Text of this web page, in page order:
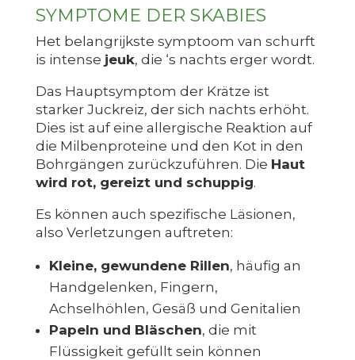
SYMPTOME DER SKABIES
Het belangrijkste symptoom van schurft
is intense jeuk, die ‘s nachts erger wordt.
Das Hauptsymptom der Krätze ist
starker Juckreiz, der sich nachts erhöht.
Dies ist auf eine allergische Reaktion auf
die Milbenproteine und den Kot in den
Bohrgängen zurückzuführen. Die Haut
wird rot, gereizt und schuppig.
Es können auch spezifische Läsionen,
also Verletzungen auftreten:
Kleine, gewundene Rillen, häufig an
Handgelenken, Fingern,
Achselhöhlen, Gesäß und Genitalien
Papeln und Bläschen, die mit
Flüssigkeit gefüllt sein können